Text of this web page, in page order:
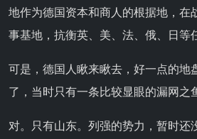
地作为德国资本和商人的根据地，在
事基地，抗衡英、美、法、俄、日等
可是，德国人瞅来瞅去，好一点的地
了，当时只有一条比较显眼的漏网之
对。只有山东。列强的势力，暂时还